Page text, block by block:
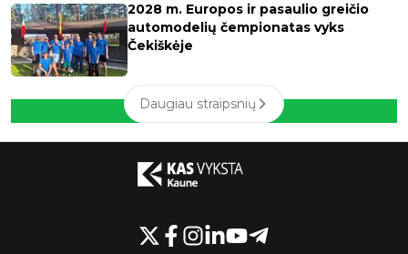
2028 m. Europos ir pasaulio greičio
automodelių čempionatas vyks
Čekiškėje
Daugiau straipsnių